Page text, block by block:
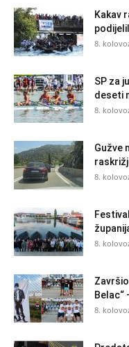
Kakav
8.
SP za
deseti
8.
Gužve
8.
8.
Belac“
8.